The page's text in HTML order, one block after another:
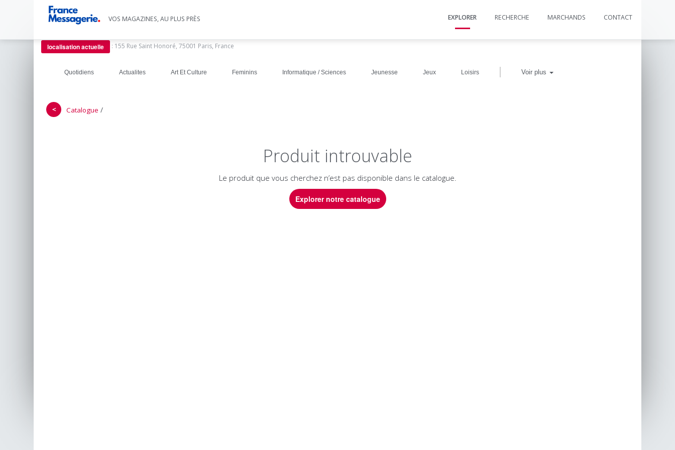
VOS MAGAZINES, AU PLUS PRÈS EXPLORER RECHERCHE MARCHANDS CONTACT
localisation actuelle : 155 Rue Saint Honoré, 75001 Paris, France
Quotidiens Actualites Art Et Culture Feminins Informatique / Sciences Jeunesse Jeux Loisirs | Voir plus
＜ Catalogue /
Produit introuvable
Le produit que vous cherchez n’est pas disponible dans le catalogue.
Explorer notre catalogue